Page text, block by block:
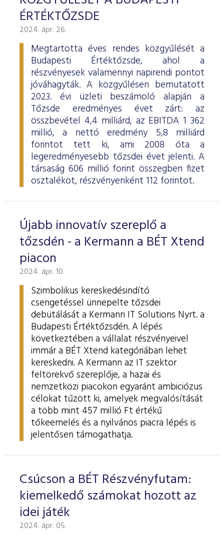
ÉRTÉKTŐZSDE
2024. ápr. 26.
Megtartotta éves rendes közgyűlését a
Budapesti Értéktőzsde, ahol a
részvényesek valamennyi napirendi pontot
jóváhagyták. A közgyűlésen bemutatott
2023. évi üzleti beszámoló alapján a
Tőzsde eredményes évet zárt: az
összbevétel 4,4 milliárd, az EBITDA 1 362
millió, a nettó eredmény 5,8 milliárd
forintot tett ki, ami 2008 óta a
legeredményesebb tőzsdei évet jelenti. A
társaság 606 millió forint összegben fizet
osztalékot, részvényenként 112 forintot.
Újabb innovatív szereplő a
tőzsdén - a Kermann a BÉT Xtend
piacon
2024. ápr. 10.
Szimbolikus kereskedésindító
csengetéssel ünnepelte tőzsdei
debütálását a Kermann IT Solutions Nyrt. a
Budapesti Értéktőzsdén. A lépés
következtében a vállalat részvényeivel
immár a BÉT Xtend kategóriában lehet
kereskedni. A Kermann az IT szektor
feltörekvő szereplője, a hazai és
nemzetközi piacokon egyaránt ambiciózus
célokat tűzött ki, amelyek megvalósítását
a több mint 457 millió Ft értékű
tőkeemelés és a nyilvános piacra lépés is
jelentősen támogathatja.
Csúcson a BÉT Részvényfutam:
kiemelkedő számokat hozott az
idei játék
2024. ápr. 05.